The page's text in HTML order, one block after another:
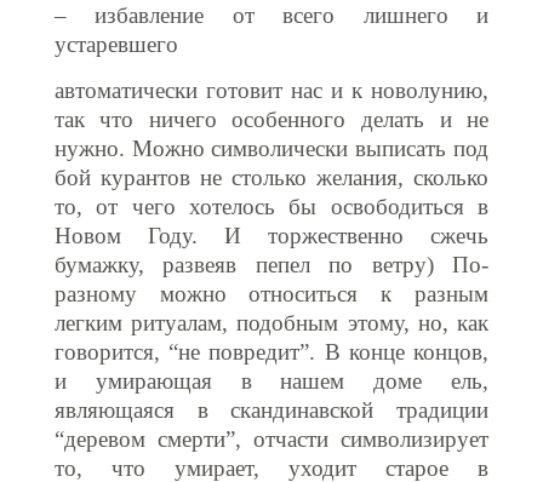
– избавление от всего лишнего и
устаревшего
автоматически готовит нас и к новолунию,
так что ничего особенного делать и не
нужно. Можно символически выписать под
бой курантов не столько желания, сколько
то, от чего хотелось бы освободиться в
Новом Году. И торжественно сжечь
бумажку, развеяв пепел по ветру) По-
разному можно относиться к разным
легким ритуалам, подобным этому, но, как
говорится, “не повредит”. В конце концов,
и умирающая в нашем доме ель,
являющаяся в скандинавской традиции
“деревом смерти”, отчасти символизирует
то, что умирает, уходит старое в